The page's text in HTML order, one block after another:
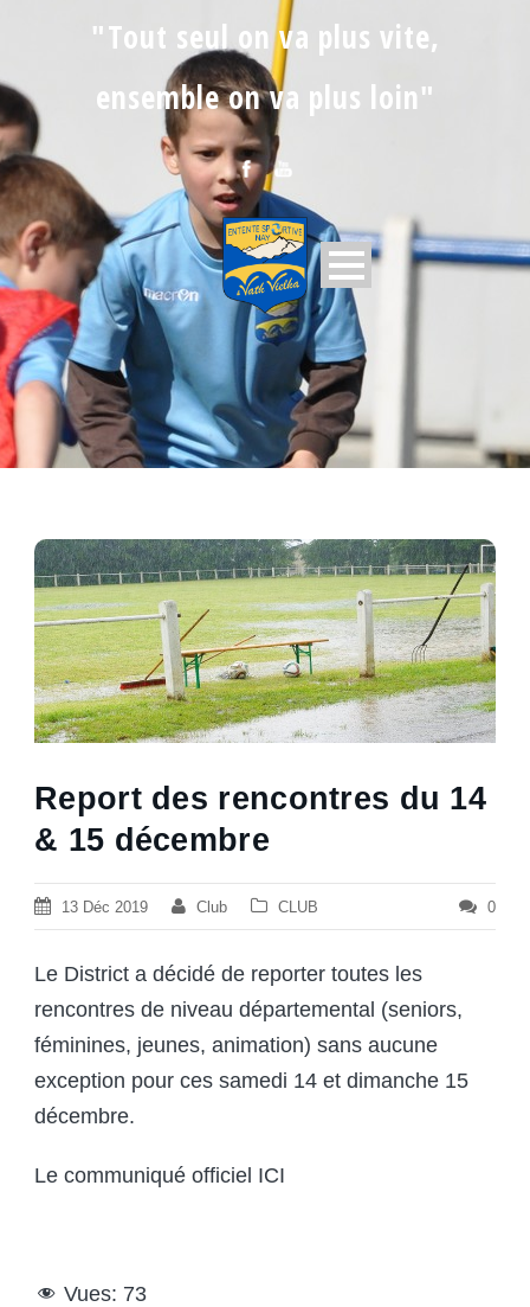
"Tout seul on va plus vite,
ensemble on va plus loin"
Report des rencontres du 14
& 15 décembre
13 Déc 2019 Club CLUB 0
Le District a décidé de reporter toutes les
rencontres de niveau départemental (seniors,
féminines, jeunes, animation) sans aucune
exception pour ces samedi 14 et dimanche 15
décembre.
Le communiqué officiel ICI
Vues: 73